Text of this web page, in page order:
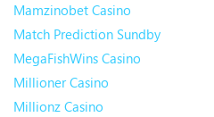
Mamzinobet Casino
Match Prediction Sundby
MegaFishWins Casino
Millioner Casino
Millionz Casino